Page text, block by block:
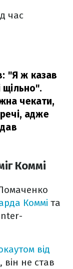
час
"Я ж казав
щільно".
чекати,
адже
Коммі
Коммі та
від
не став